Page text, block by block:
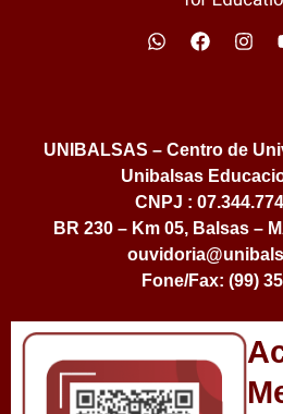
UNIBALSAS – Centro de
Unibalsas
CNPJ :
BR 230 – Km 05, Balsas –
Fone/Fax: (99)